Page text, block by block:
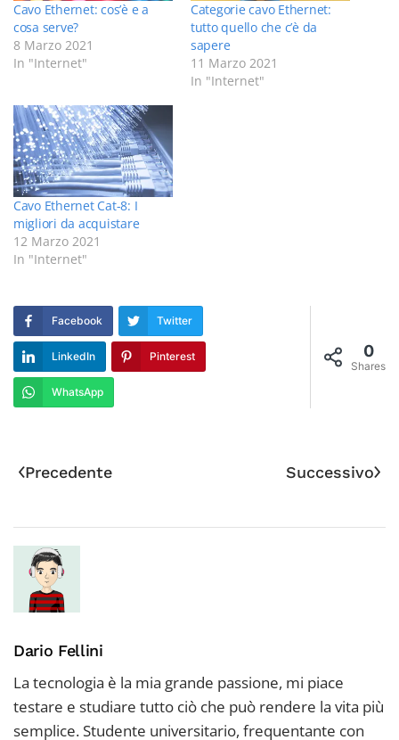
Cavo Ethernet: cos’è e a
cosa serve?
8 Marzo 2021
In "Internet"
Categorie cavo Ethernet:
tutto quello che c’è da
sapere
11 Marzo 2021
In "Internet"
Cavo Ethernet Cat-8: I
migliori da acquistare
12 Marzo 2021
In "Internet"
0
Shares
Facebook Twitter
LinkedIn Pinterest
WhatsApp
Precedente Successivo
Dario Fellini
La tecnologia è la mia grande passione, mi piace
testare e studiare tutto ciò che può rendere la vita più
semplice. Studente universitario, frequentante con